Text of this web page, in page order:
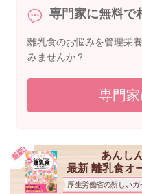
専門家に無料で
離乳食のお悩みを管理栄
みませんか？
専門
あんし
最新 離乳食オ
厚生労働省の新しいガ